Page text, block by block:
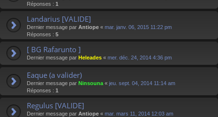
Réponses : 1
Landarius [VALIDE]
Dernier message par Antiope « mar. janv. 06, 2015 11:22 pm
Réponses : 5
[ BG Rafarunto ]
Dernier message par Heleades « mer. déc. 24, 2014 4:36 pm
Eaque (a valider)
Dernier message par Ninsouna « jeu. sept. 04, 2014 11:14 am
Réponses : 1
Regulus [VALIDE]
Dernier message par Antiope « mar. mars 11, 2014 12:03 am